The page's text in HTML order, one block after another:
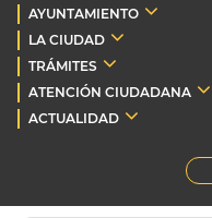
AYUNTAMIENTO
LA CIUDAD
TRÁMITES
ATENCIÓN CIUDADANA
ACTUALIDAD